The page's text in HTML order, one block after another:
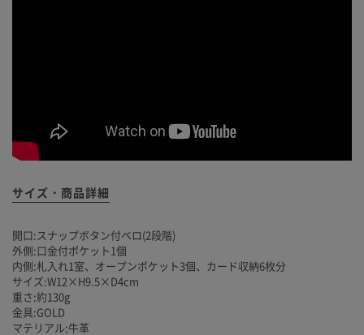
サイズ・商品詳細
開口:スナップボタン付ベロ(2段階)
外側:口金付ポケット1個
内側:札入れ1室、オープンポケット3個、カード収納6枚分
サイズ:W12×H9.5×D4cm
重さ:約130g
金具:GOLD
マテリアル:牛革